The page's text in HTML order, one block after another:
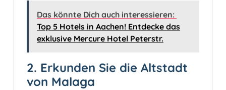
Das könnte Dich auch interessieren:
Top 5 Hotels in Aachen! Entdecke das
exklusive Mercure Hotel Peterstr.
2. Erkunden Sie die Altstadt
von Malaga